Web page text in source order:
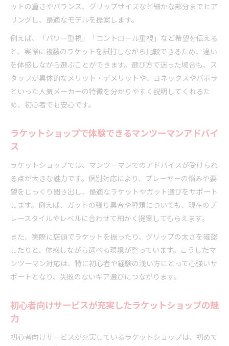
ットの重さやバランス、グリップサイズなど細かな部分までヒア
リングし、最適なモデルを提案します。
例えば、「パワー重視」「コントロール重視」など希望を伝える
と、実際に複数のラケットを試打しながら比較できるため、違い
を体感しながら選ぶことができます。選び方で迷った場合も、ス
タッフが具体的なメリット・デメリットや、ヨネックスやバボラ
といった人気メーカーの特徴を分かりやすく説明してくれるた
め、初心者でも安心です。
ラケットショップで体験できるマンツーマンアドバイ
ス
ラケットショップでは、マンツーマンでのアドバイスが受けられ
る点が大きな魅力です。個別対応により、プレーヤーの悩みや要
望をじっくり聞き出し、最適なラケットやガット選びをサポート
します。例えば、ガットの張り具合や種類についても、現在のプ
レースタイルやレベルに合わせて細かく提案してもらえます。
また、実際に店頭でラケットを振ったり、グリップの太さを確認
したりと、体感しながら選べる環境が整っています。こうしたマ
ンツーマン対応は、特に初心者や経験の浅い方にとって心強いサ
ポートとなり、失敗のないギア選びにつながります。
初心者向けサービスが充実したラケットショップの魅
力
初心者向けサービスが充実しているラケットショップは、初めて